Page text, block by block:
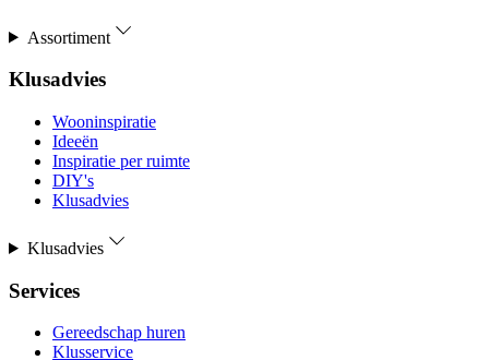
Assortiment
Klusadvies
Wooninspiratie
Ideeën
Inspiratie per ruimte
DIY's
Klusadvies
Klusadvies
Services
Gereedschap huren
Klusservice